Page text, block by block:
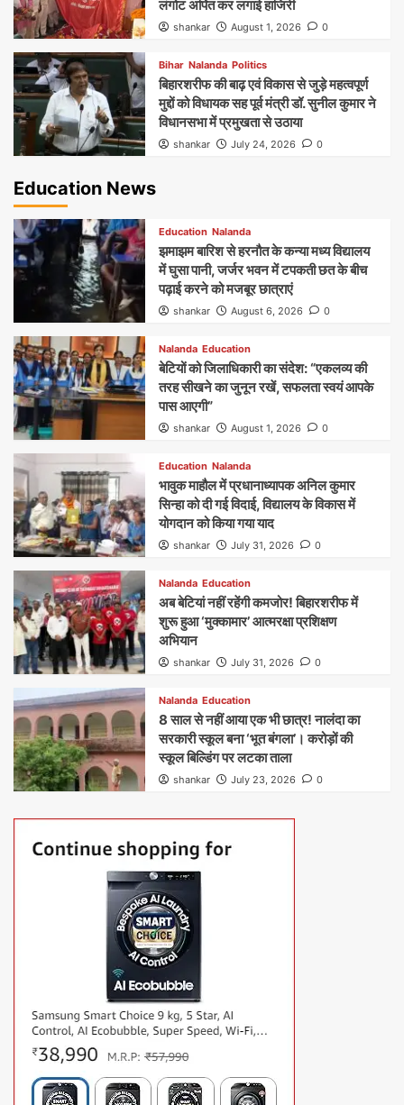
लंगोट अर्पित कर लगाई हाजिरी
shankar August 1, 2026 0
Bihar Nalanda Politics
बिहारशरीफ की बाढ़ एवं विकास से जुड़े महत्वपूर्ण
मुद्दों को विधायक सह पूर्व मंत्री डॉ. सुनील कुमार ने
विधानसभा में प्रमुखता से उठाया
shankar July 24, 2026 0
Education News
Education Nalanda
झमाझम बारिश से हरनौत के कन्या मध्य विद्यालय
में घुसा पानी, जर्जर भवन में टपकती छत के बीच
पढ़ाई करने को मजबूर छात्राएं
shankar August 6, 2026 0
Nalanda Education
बेटियों को जिलाधिकारी का संदेश: “एकलव्य की
तरह सीखने का जुनून रखें, सफलता स्वयं आपके
पास आएगी”
shankar August 1, 2026 0
Education Nalanda
भावुक माहौल में प्रधानाध्यापक अनिल कुमार
सिन्हा को दी गई विदाई, विद्यालय के विकास में
योगदान को किया गया याद
shankar July 31, 2026 0
Nalanda Education
अब बेटियां नहीं रहेंगी कमजोर! बिहारशरीफ में
शुरू हुआ ‘मुक्कामार’ आत्मरक्षा प्रशिक्षण
अभियान
shankar July 31, 2026 0
Nalanda Education
8 साल से नहीं आया एक भी छात्र! नालंदा का
सरकारी स्कूल बना ‘भूत बंगला’। करोड़ों की
स्कूल बिल्डिंग पर लटका ताला
shankar July 23, 2026 0